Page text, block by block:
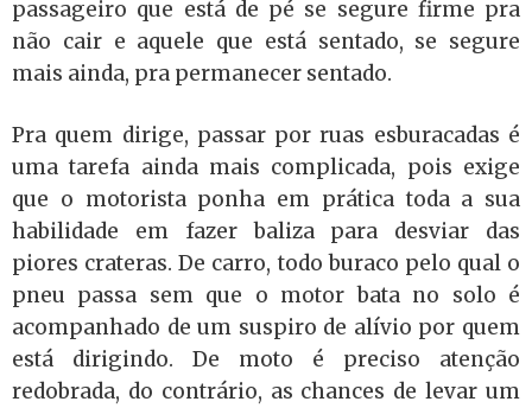
passageiro que está de pé se segure firme pra
não cair e aquele que está sentado, se segure
mais ainda, pra permanecer sentado.
Pra quem dirige, passar por ruas esburacadas é
uma tarefa ainda mais complicada, pois exige
que o motorista ponha em prática toda a sua
habilidade em fazer baliza para desviar das
piores crateras. De carro, todo buraco pelo qual o
pneu passa sem que o motor bata no solo é
acompanhado de um suspiro de alívio por quem
está dirigindo. De moto é preciso atenção
redobrada, do contrário, as chances de levar um